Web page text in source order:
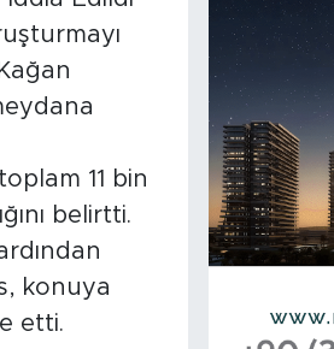
11 bin
belirtti.
konuya
etti.